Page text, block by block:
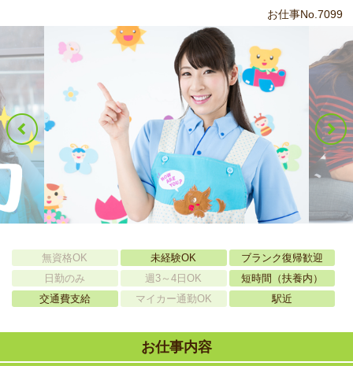
お仕事No.7099
無資格OK 未経験OK
ブランク復帰歓迎
日勤のみ
週3～4日OK
短時間（扶養内）
交通費支給
マイカー通勤OK 駅近
お仕事内容